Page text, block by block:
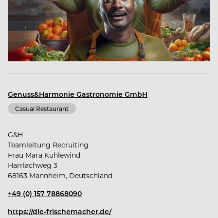
Wir kochen um Menschen zu begeistern und
unsere Mission ist es, der Marktführer in Qualität
und Service zu sein.
mit Leidenschaft und Verlässlichkeit nach
Begeisterung strebt.
Wir sehen dort Geschmackserlebnisse, wo andere
nur Zutaten sehen.
Unser Erfolgsrezept ist Frische.
Genuss&Harmonie Gastronomie GmbH
Casual Restaurant
G&H
Teamleitung Recruiting
Frau Mara Kuhlewind
Harrlachweg 3
68163 Mannheim, Deutschland
+49 (0) 157 78868090
https://die-frischemacher.de/